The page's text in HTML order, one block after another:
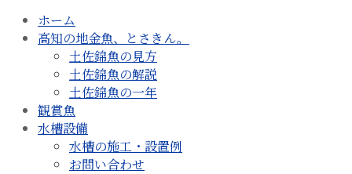
ホーム
高知の地金魚、とさきん。
土佐錦魚の見方
土佐錦魚の解説
土佐錦魚の一年
観賞魚
水槽設備
水槽の施工・設置例
お問い合わせ